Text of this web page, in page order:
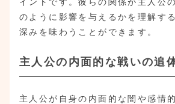
のように影響を与えるかを理解す
深みを味わうことができます。
主人公の内面的な戦いの追
主人公が自身の内面的な闇や感情